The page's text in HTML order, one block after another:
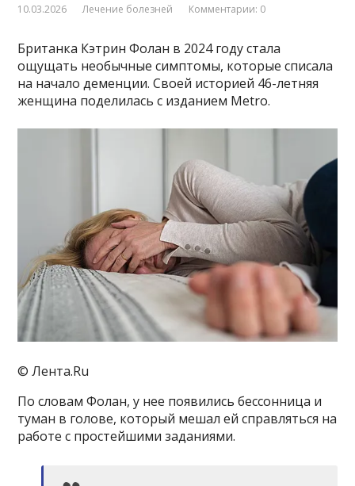
10.03.2026 Лечение болезней Комментарии: 0
Британка Кэтрин Фолан в 2024 году стала
ощущать необычные симптомы, которые списала
на начало деменции. Своей историей 46-летняя
женщина поделилась с изданием Metro.
© Лента.Ru
По словам Фолан, у нее появились бессонница и
туман в голове, который мешал ей справляться на
работе с простейшими заданиями.